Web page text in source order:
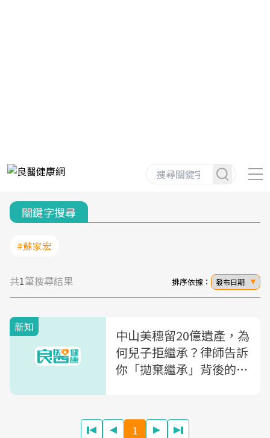
關鍵字搜尋
#蘇家宏
共1筆搜尋結果 排序依據： 發布日期
新知
中山美穗留20億遺產，為
何兒子拒繼承？律師告訴
你「拋棄繼承」背後的4
1